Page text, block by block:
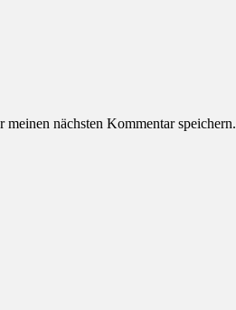
nächsten Kommentar speichern.